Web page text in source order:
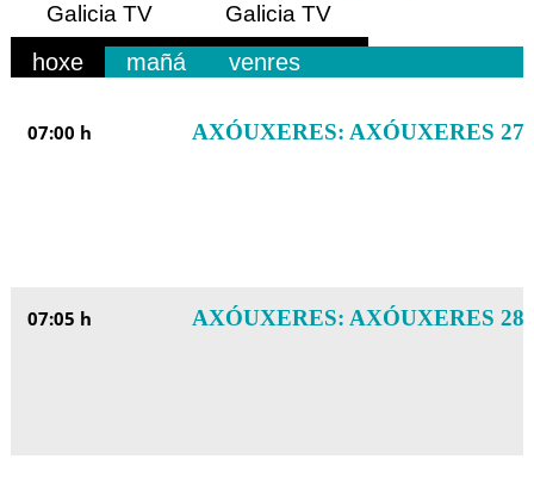
Galicia TV
Europa
Galicia TV
América
hoxe mañá venres
07:00 h AXÓUXERES: AXÓUXERES 27
07:05 h AXÓUXERES: AXÓUXERES 28